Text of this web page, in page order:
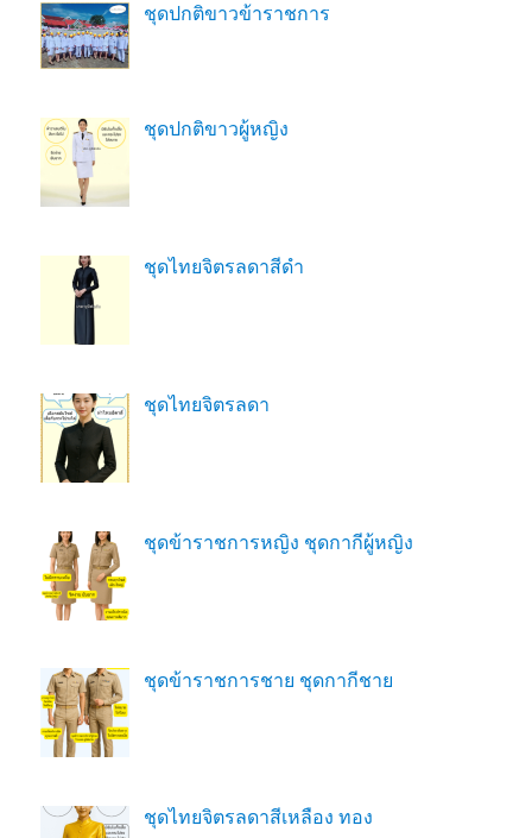
ชุดปกติขาวข้าราชการ
ชุดปกติขาวผู้หญิง
ชุดไทยจิตรลดาสีดํา
ชุดไทยจิตรลดา
ชุดข้าราชการหญิง ชุดกากีผู้หญิง
ชุดข้าราชการชาย ชุดกากีชาย
ชุดไทยจิตรลดาสีเหลือง ทอง